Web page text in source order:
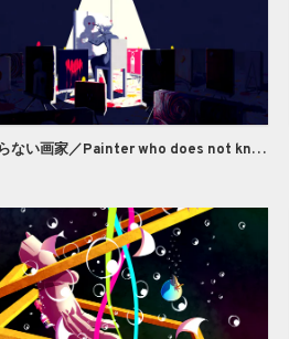
光を知らない画家／Painter who does not know light